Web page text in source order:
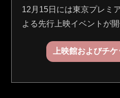
12月15日には東京プレミ
よる先行上映イベントが開
上映館およびチ